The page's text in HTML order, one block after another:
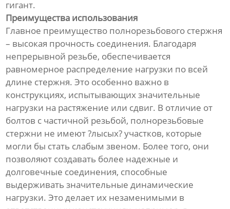
гигант.
Преимущества использования
Главное преимущество полнорезьбового стержня
– высокая прочность соединения. Благодаря
непрерывной резьбе, обеспечивается
равномерное распределение нагрузки по всей
длине стержня. Это особенно важно в
конструкциях, испытывающих значительные
нагрузки на растяжение или сдвиг. В отличие от
болтов с частичной резьбой, полнорезьбовые
стержни не имеют ?лысых? участков, которые
могли бы стать слабым звеном. Более того, они
позволяют создавать более надежные и
долговечные соединения, способные
выдерживать значительные динамические
нагрузки. Это делает их незаменимыми в